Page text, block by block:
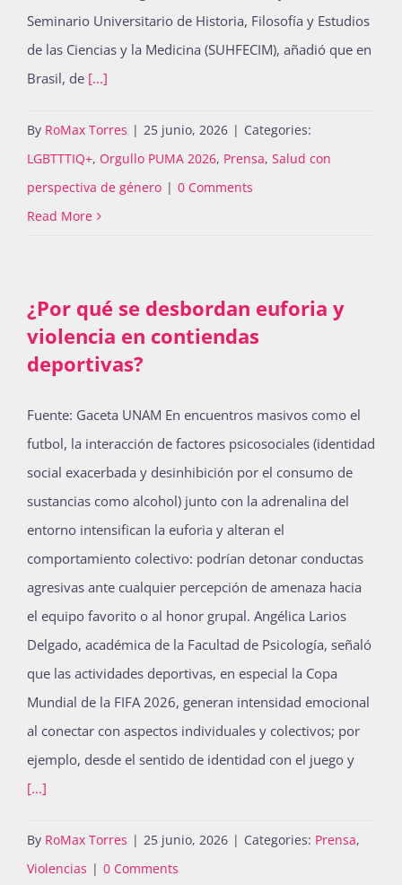
Seminario Universitario de Historia, Filosofía y Estudios
de las Ciencias y la Medicina (SUHFECIM), añadió que en
Brasil, de [...]
By RoMax Torres | 25 junio, 2026 | Categories:
LGBTTTIQ+, Orgullo PUMA 2026, Prensa, Salud con
perspectiva de género | 0 Comments
Read More
¿Por qué se desbordan euforia y
violencia en contiendas
deportivas?
Fuente: Gaceta UNAM En encuentros masivos como el
futbol, la interacción de factores psicosociales (identidad
social exacerbada y desinhibición por el consumo de
sustancias como alcohol) junto con la adrenalina del
entorno intensifican la euforia y alteran el
comportamiento colectivo: podrían detonar conductas
agresivas ante cualquier percepción de amenaza hacia
el equipo favorito o al honor grupal. Angélica Larios
Delgado, académica de la Facultad de Psicología, señaló
que las actividades deportivas, en especial la Copa
Mundial de la FIFA 2026, generan intensidad emocional
al conectar con aspectos individuales y colectivos; por
ejemplo, desde el sentido de identidad con el juego y
[...]
By RoMax Torres | 25 junio, 2026 | Categories: Prensa,
Violencias | 0 Comments